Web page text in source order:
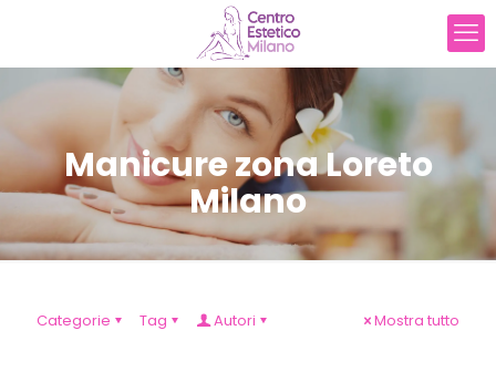
Manicure zona Loreto
Milano
Categorie Tag Autori Mostra tutto